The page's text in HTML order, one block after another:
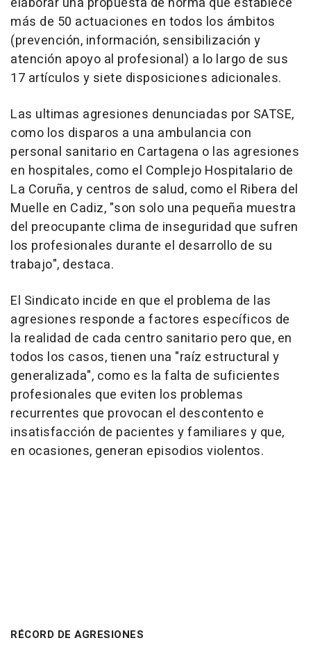
más de 50 actuaciones en todos los ámbitos
(prevención, información, sensibilización y
atención apoyo al profesional) a lo largo de sus
17 artículos y siete disposiciones adicionales.
Las ultimas agresiones denunciadas por SATSE,
como los disparos a una ambulancia con
personal sanitario en Cartagena o las agresiones
en hospitales, como el Complejo Hospitalario de
La Coruña, y centros de salud, como el Ribera del
Muelle en Cadiz, "son solo una pequeña muestra
del preocupante clima de inseguridad que sufren
los profesionales durante el desarrollo de su
trabajo", destaca.
El Sindicato incide en que el problema de las
agresiones responde a factores específicos de
la realidad de cada centro sanitario pero que, en
todos los casos, tienen una "raíz estructural y
generalizada", como es la falta de suficientes
profesionales que eviten los problemas
recurrentes que provocan el descontento e
insatisfacción de pacientes y familiares y que,
en ocasiones, generan episodios violentos.
RÉCORD DE AGRESIONES